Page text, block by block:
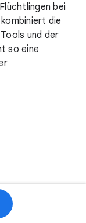
bei
die
und der
so eine